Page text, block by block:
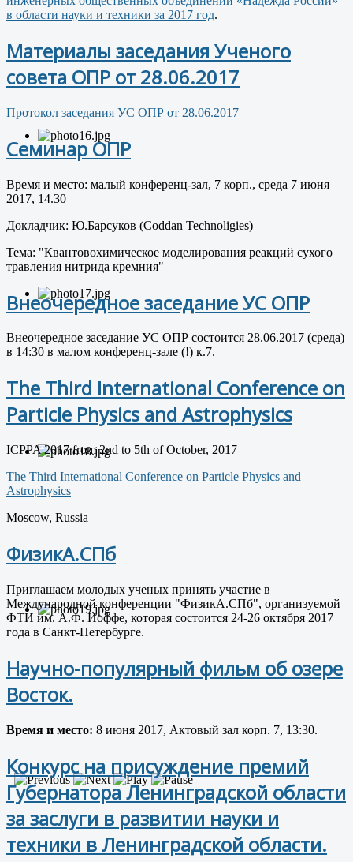
в области науки и техники за 2017 год.
Материалы заседания Ученого
совета ОПР от 28.06.2017
Протокол заседания УС ОПР от 28.06.2017
Семинар ОПР
Время и место: малый конференц-зал, 7 корп., среда 7 июня
2017, 14.30
Докладчик: Ю.Барсуков (Coddan Technoligies)
Тема: "Квантовохимическое моделирования реакций сухого
травления нитрида кремния"
Внеочередное заседание УС ОПР
Внеочередное заседание УС ОПР состоится 28.06.2017 (среда)
в 14:30 в малом конференц-зале (!) к.7.
The Third International Conference on
Particle Physics and Astrophysics
ICPPA 2017 from 2nd to 5th of October, 2017
The Third International Conference on Particle Physics and
Astrophysics
Moscow, Russia
ФизикА.СПб
Приглашаем молодых ученых принять участие в
Международной конференции "ФизикА.СПб", организуемой
ФТИ им. А.Ф. Иоффе, которая состоится 24-26 октября 2017
года в Санкт-Петербурге.
Научно-популярный фильм об озере
Восток.
Время и место: 8 июня 2017, Актовый зал корп. 7, 13:30.
Конкурс на присуждение премий
Губернатора Ленинградской области
за заслуги в развитии науки и
техники в Ленинградской области.